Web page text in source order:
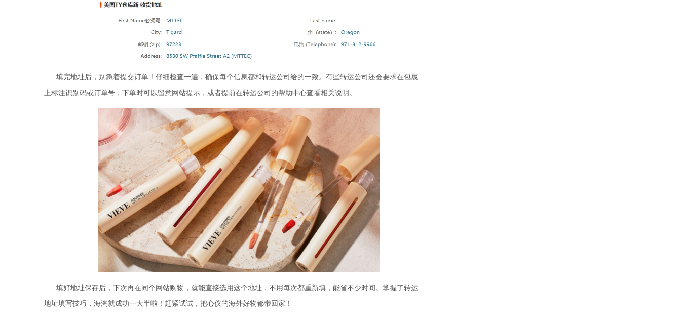
填完地址后，别急着提交订单！仔细检查一遍，确保每个信息都和转运公司给的一致。有些转运公司还会要求在包裹
上标注识别码或订单号，下单时可以留意网站提示，或者提前在转运公司的帮助中心查看相关说明。
填好地址保存后，下次再在同个网站购物，就能直接选用这个地址，不用每次都重新填，能省不少时间。掌握了转运
地址填写技巧，海淘就成功一大半啦！赶紧试试，把心仪的海外好物都带回家！